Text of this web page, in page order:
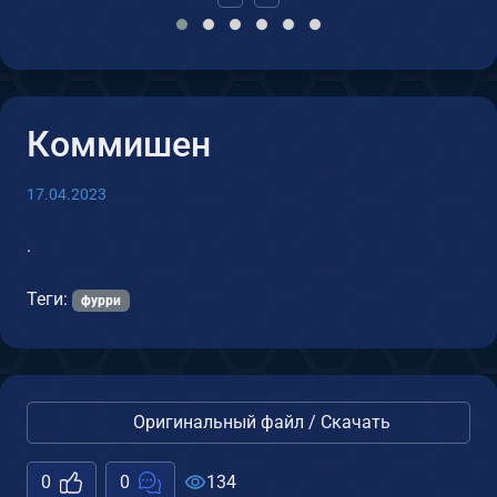
Коммишен
17.04.2023
.
Теги: фурри
Оригинальный файл / Скачать
0 0 134